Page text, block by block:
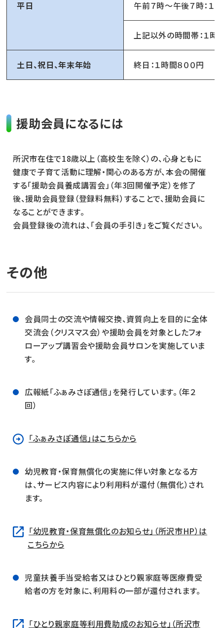
平日 午前７時～午後７時：１
上記以外の時間帯：１時
土日、祝日、年末年始 終日：１時間８００円
援助会員になるには
所沢市在住で18歳以上（高校生を除く）の、心身ともに
健康で子育て活動に理解・関心のある方が、本会の開催
する「援助会員養成講習会」（年3回開催予定）を修了
後、援助会員登録（登録料無料）することで、援助会員に
なることができます。
会員登録後の流れは、「会員の手引き」をご覧ください。
その他
会員同士の交流や情報交換、資質向上を目的に全体
交流会（クリスマス会）や援助会員を対象としたフォ
ローアップ講習会や援助会員サロンを実施していま
す。
広報紙「ふぁみさぽ通信」を発行しています。（年２
回）
「ふぁみさぽ通信」はこちらから
幼児教育・保育無償化の実施に伴い対象となる方
は、サービス内容により利用料が還付（無償化）され
ます。
「幼児教育・保育無償化のお知らせ」（所沢市HP）は
こちらから
児童扶養手当受給者又はひとり親家庭等医療費受
給者の方を対象に、利用料の一部が還付されます。
「ひとり親家庭等利用費助成のお知らせ」（所沢市